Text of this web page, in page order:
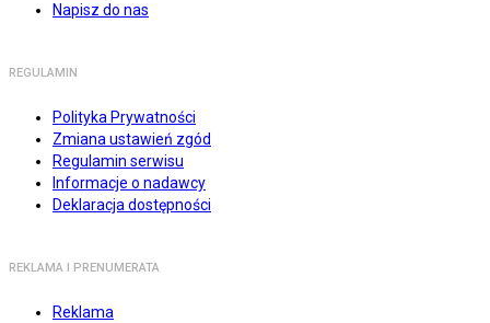
Napisz do nas
REGULAMIN
Polityka Prywatności
Zmiana ustawień zgód
Regulamin serwisu
Informacje o nadawcy
Deklaracja dostępności
REKLAMA I PRENUMERATA
Reklama